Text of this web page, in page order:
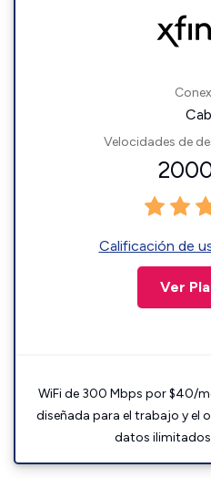
Velocidades de
Calificación de
Ver
WiFi de 300 Mbps por $40/
diseñada para el trabajo y el
datos